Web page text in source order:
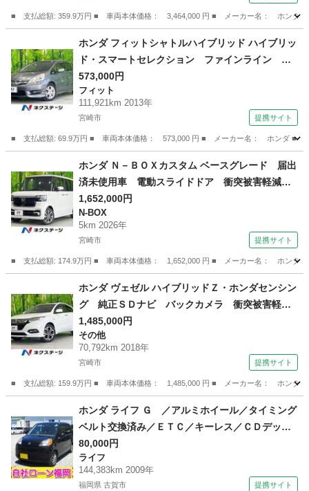
■ 支払総額: 359.9万円 ■ 車両本体価格： 3,464,000 円 ■ メーカー名： ホンダ
フリード
ホンダ フィットシャトルハイブリッド ハイブリッ
ド・スマートセレクション ファインライン 純
正ＳＤナビ バックカメラ スマートキー ＨＩ
Ｄヘッド オートライト ビルトインＥＴＣ ク
ルコン ハーフレザーシート 純正１５インチア
ルミ オートエアコン ＣＤ ＤＶＤ再生 地デ
ジ （検10.6）
573,000円
フィット
111,921km 2013年
宮崎市 提携サイト
■ 支払総額: 69.9万円 ■ 車両本体価格： 573,000 円 ■ メーカー名： ホンダ ■
フィット
ホンダ Ｎ－ＢＯＸカスタム ベースグレード 届出
済未使用車 電動スライドドア 衝突被害軽減シ
ステム レーダークルーズ コーナーセンサー
スマートキー ＬＥＤヘッド 純正１４インチア
ルミ オートハイビーム 車線逸脱警報 オート
1,652,000円
N-BOX
5km 2026年
宮崎市 提携サイト
■ 支払総額: 174.9万円 ■ 車両本体価格： 1,652,000 円 ■ メーカー名： ホンダ
N-BOX
ホンダ ヴェゼル ハイブリッドＺ・ホンダセンシン
グ 純正ＳＤナビ バックカメラ 衝突被害軽減
システム 禁煙車 ハーフレザーシート ドラレ
コ スマートキー ＬＥＤヘッド ビルトインＥ
ＴＣ 純正１７インチアルミ オートライト デ
1,485,000円
その他
70,792km 2018年
宮崎市 提携サイト
■ 支払総額: 159.9万円 ■ 車両本体価格： 1,485,000 円 ■ メーカー名： ホンダ
その他
ホンダ ライフ Ｇ ／アルミホイール／タイミング
ベルト交換済み／ＥＴＣ／キーレス／ＣＤデッキ
／電格ミラー （検9.9）
80,000円
ライフ
144,383km 2009年
福岡県 古賀市 提携サイト